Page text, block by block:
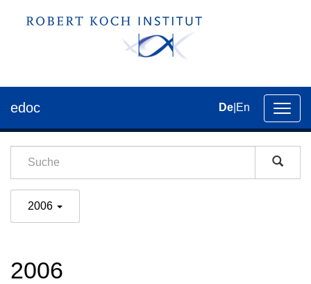
der
edoc De En
2006
2006